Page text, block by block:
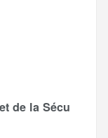
de la Sécu